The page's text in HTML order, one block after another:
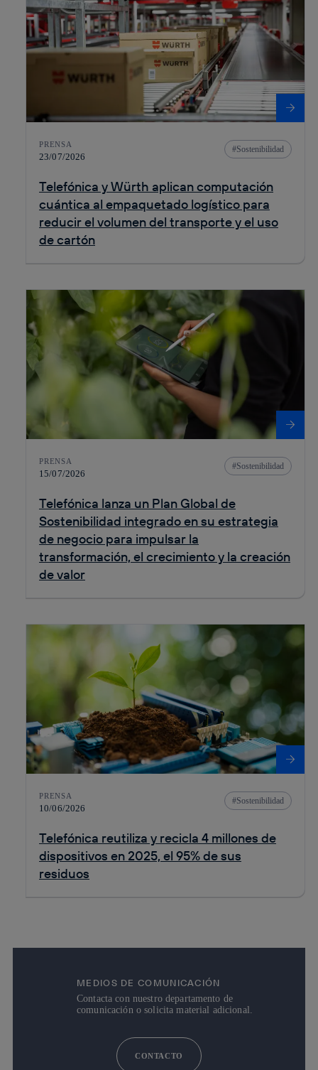
PRENSA
23/07/2026
Sostenibilidad
Telefónica y Würth aplican computación
cuántica al empaquetado logístico para
reducir el volumen del transporte y el uso
de cartón
PRENSA
15/07/2026
Sostenibilidad
Telefónica lanza un Plan Global de
Sostenibilidad integrado en su estrategia
de negocio para impulsar la
transformación, el crecimiento y la creación
de valor
PRENSA
10/06/2026
Sostenibilidad
Telefónica reutiliza y recicla 4 millones de
dispositivos en 2025, el 95% de sus
residuos
MEDIOS DE COMUNICACIÓN
Contacta con nuestro departamento de
comunicación o solicita material adicional.
CONTACTO